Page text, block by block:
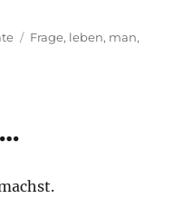
Tags
Frage, leben, man,